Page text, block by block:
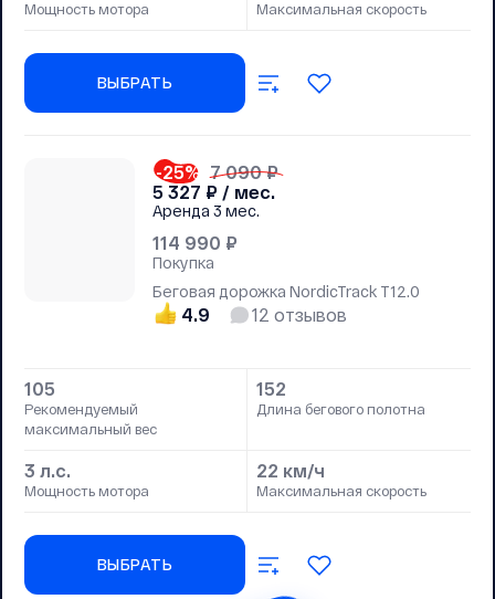
Мощность мотора Максимальная скорость
ВЫБРАТЬ
-25% 7 090 ₽
5 327 ₽ / мес.
Аренда 3 мес.
114 990 ₽
Покупка
Беговая дорожка NordicTrack T12.0
4.9 12 отзывов
105
Рекомендуемый
максимальный вес
152
Длина бегового полотна
3 л.с.
Мощность мотора
22 км/ч
Максимальная скорость
ВЫБРАТЬ